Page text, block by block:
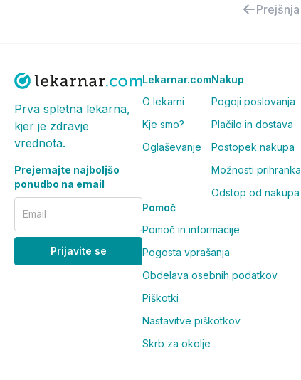
Prejšnja
Prva spletna lekarna,
kjer je zdravje
vrednota.
Prejemajte najboljšo
ponudbo na email
Email
Prijavite se
Lekarnar.com
O lekarni
Kje smo?
Oglaševanje
Nakup
Pogoji poslovanja
Plačilo in dostava
Postopek nakupa
Možnosti prihranka
Odstop od nakupa
Pomoč
Pomoč in informacije
Pogosta vprašanja
Obdelava osebnih podatkov
Piškotki
Nastavitve piškotkov
Skrb za okolje